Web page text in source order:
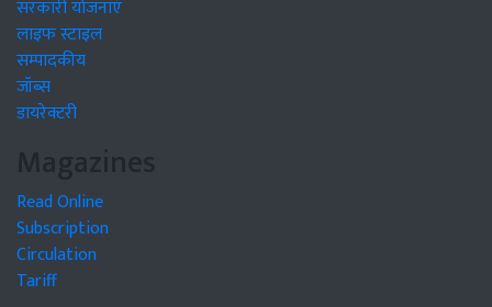
सरकारी योजनाएं
लाइफ स्टाइल
सम्पादकीय
जॉब्स
डायरेक्टरी
Magazines
Read Online
Subscription
Circulation
Tariff